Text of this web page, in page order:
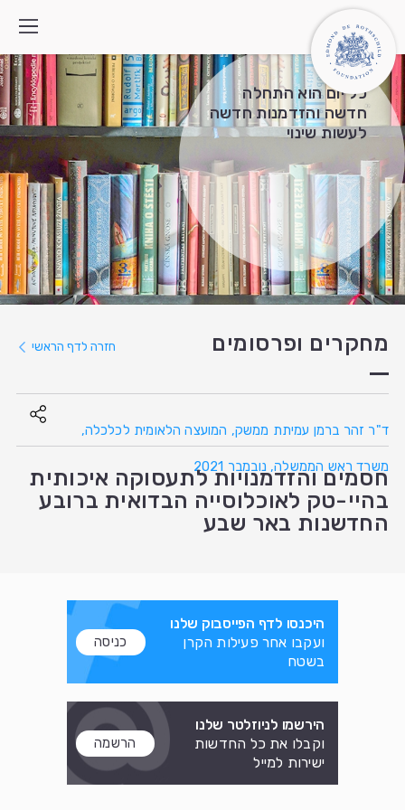
מי אנחנו
איך אנחנו פועלים
התוכניות
מה חדש
צרו קשר
כל יום הוא התחלה
חדשה והזדמנות חדשה
לעשות שינוי
חזרה לדף הראשי מחקרים ופרסומים
ד"ר זהר ברמן עמיתת ממשק, המועצה הלאומית לכלכלה,
משרד ראש הממשלה, נובמבר 2021
חסמים והזדמנויות לתעסוקה איכותית
בהיי-טק לאוכלוסייה הבדואית ברובע
החדשנות באר שבע
היכנסו לדף הפייסבוק שלנו
ועקבו אחר פעילות הקרן
בשטח
כניסה
הירשמו לניוזלטר שלנו
וקבלו את כל החדשות
ישירות למייל
הרשמה